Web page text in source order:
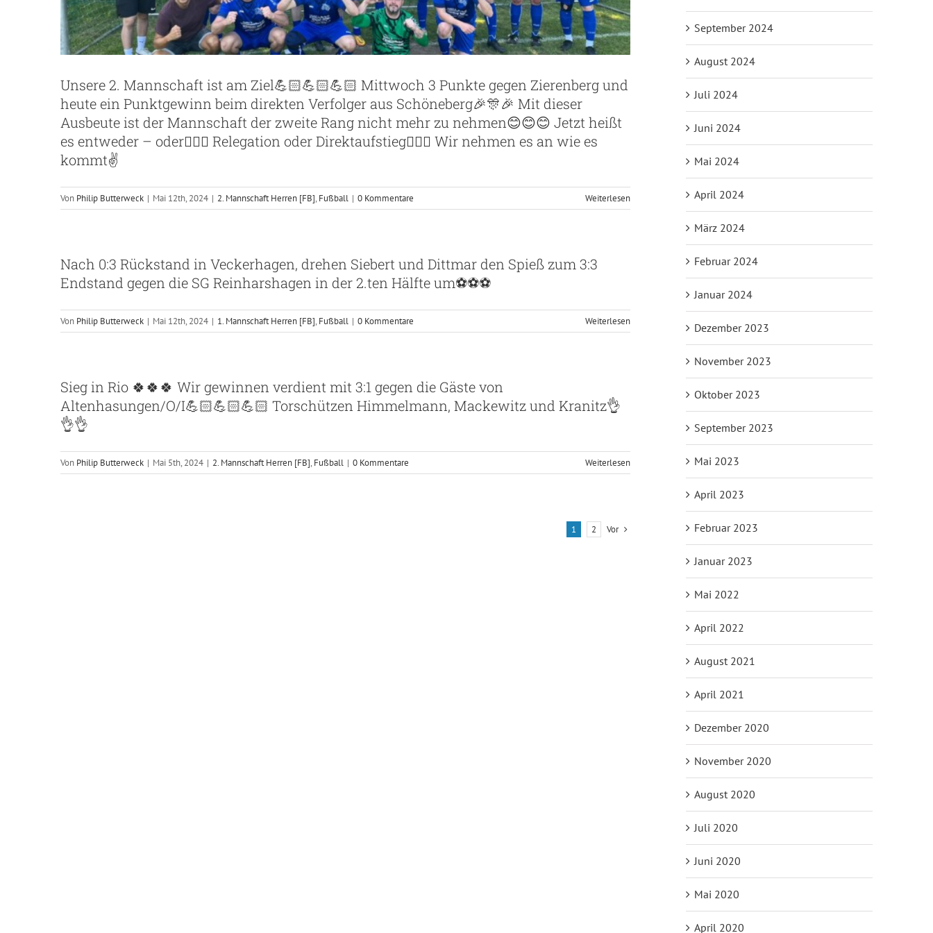
Unsere 2. Mannschaft ist am Ziel💪🏻💪🏻💪🏻 Mittwoch 3 Punkte gegen Zierenberg und
heute ein Punktgewinn beim direkten Verfolger aus Schöneberg🎉🎊🎉 Mit dieser
Ausbeute ist der Mannschaft der zweite Rang nicht mehr zu nehmen😊😊😊 Jetzt heißt
es entweder – oder🤷🏼‍♂️ Relegation oder Direktaufstieg🤷🏼‍♂️ Wir nehmen es an wie es
kommt✌️
Von Philip Butterweck | Mai 12th, 2024 | 2. Mannschaft Herren [FB], Fußball | 0 Kommentare Weiterlesen
Nach 0:3 Rückstand in Veckerhagen, drehen Siebert und Dittmar den Spieß zum 3:3
Endstand gegen die SG Reinharshagen in der 2.ten Hälfte um⚽️⚽️⚽️
Von Philip Butterweck | Mai 12th, 2024 | 1. Mannschaft Herren [FB], Fußball | 0 Kommentare Weiterlesen
Sieg in Rio 🍀🍀🍀 Wir gewinnen verdient mit 3:1 gegen die Gäste von
Altenhasungen/O/I💪🏻💪🏻💪🏻 Torschützen Himmelmann, Mackewitz und Kranitz👌
👌👌
Von Philip Butterweck | Mai 5th, 2024 | 2. Mannschaft Herren [FB], Fußball | 0 Kommentare Weiterlesen
1 2 Vor
September 2024
August 2024
Juli 2024
Juni 2024
Mai 2024
April 2024
März 2024
Februar 2024
Januar 2024
Dezember 2023
November 2023
Oktober 2023
September 2023
Mai 2023
April 2023
Februar 2023
Januar 2023
Mai 2022
April 2022
August 2021
April 2021
Dezember 2020
November 2020
August 2020
Juli 2020
Juni 2020
Mai 2020
April 2020